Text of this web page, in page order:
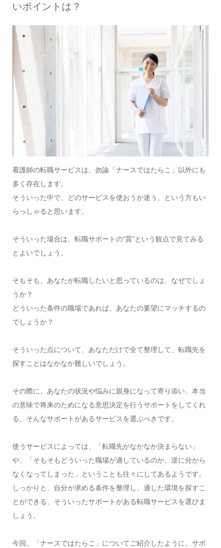
いポイントは？
看護師の転職サービスは、勿論「ナースではたらこ」以外にも
多く存在します。
そういった中で、どのサービスを使おうか迷う、という方もい
らっしゃると思います。
そういった場合は、転職サポートの“質”という観点で見てみる
とよいでしょう。
そもそも、あなたが転職したいと思っているのは、なぜでしょ
うか？
どういった条件の職場であれば、あなたの要望にマッチするの
でしょうか？
そういった点について、あなただけで全て整理して、転職先を
探すことはなかなか難しいでしょう。
その際に、あなたの状況や悩みに親身になって寄り添い、本当
の意味で将来のためになる意思決定を行うサポートをしてくれ
る、そんなサポートがあるサービスを選ぶべきです。
使うサービスによっては、「転職先がなかなか決まらない」
や、「そもそもどういった職場が適しているのか、逆に分から
なくなってしまった」ということも往々にしてあるようです。
しっかりと、自分が求める条件を整理し、適した環境を探すこ
とができる、そういったサポートがある転職サービスを選びま
しょう。
今回、「ナースではたらこ」についてご紹介したように、サポ